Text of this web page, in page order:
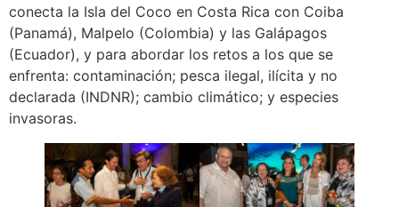
conecta la Isla del Coco en Costa Rica con Coiba
(Panamá), Malpelo (Colombia) y las Galápagos
(Ecuador), y para abordar los retos a los que se
enfrenta: contaminación; pesca ilegal, ilícita y no
declarada (INDNR); cambio climático; y especies
invasoras.